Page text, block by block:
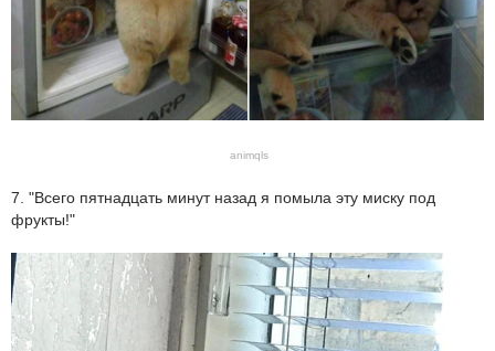
animqls
7. "Всего пятнадцать минут назад я помыла эту миску под
фрукты!"